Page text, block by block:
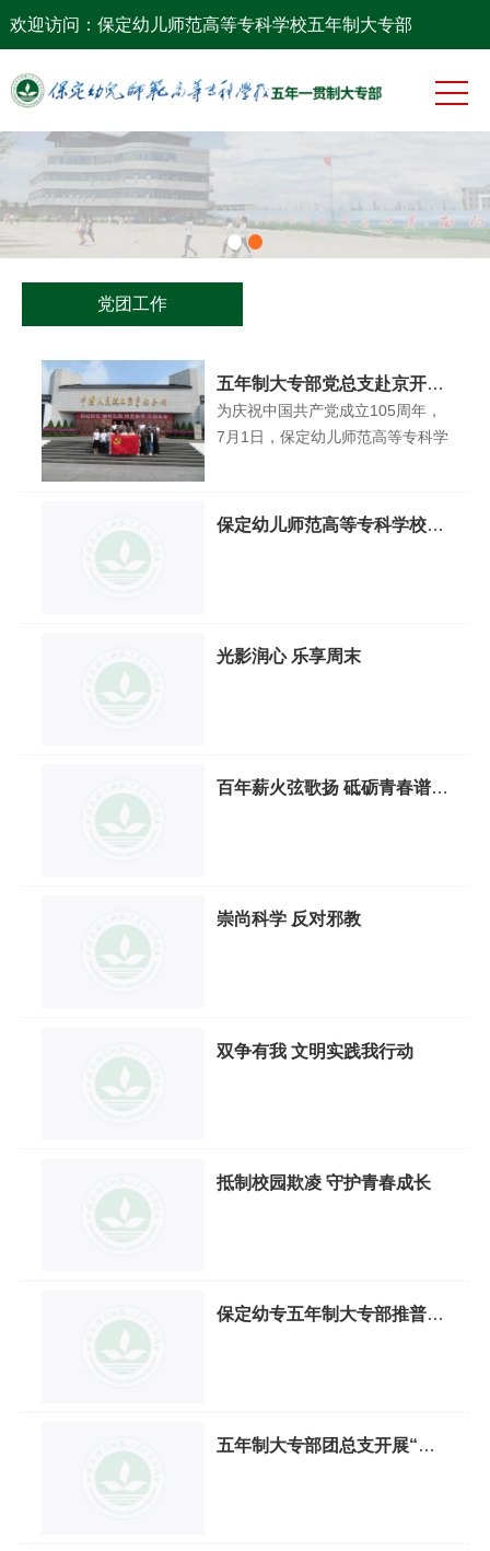
欢迎访问：保定幼儿师范高等专科学校五年制大专部
网站首页
师资队伍
党团工作
五年制大专部党总支赴京开
展“七一”主题党日活动
为庆祝中国共产党成立105周年，
7月1日，保定幼儿师范高等专科学
人民抗日战争纪念雕塑园和中国人
保定幼儿师范高等专科学校五
光影润心 乐享周末
百年薪火弦歌扬 砥砺青春谱华
崇尚科学 反对邪教
双争有我 文明实践我行动
抵制校园欺凌 守护青春成长
保定幼专五年制大专部推普形
五年制大专部团总支开展“青